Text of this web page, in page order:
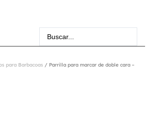
para Barbacoas / Parrilla para marcar de doble cara –